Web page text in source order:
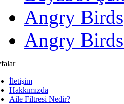
Angry Birds
Angry
İletişim
Hakkımızda
Aile Filtresi Nedir?